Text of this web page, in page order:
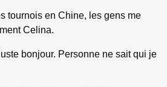
tournois en Chine, les gens me
Celina.
bonjour. Personne ne sait qui je